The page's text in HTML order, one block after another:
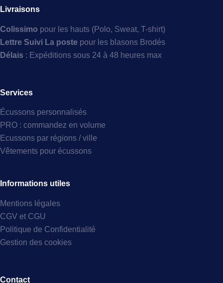
Livraisons
Colissimo pour les hauts (Polo, Sweat, T-shirt)
Lettre Suivi La poste pour les blasons Brodés
Délais : Expéditions sous 24 à 48 heures max
Services
Écussons personnalisés
PRO : commandez en volume
Ecussons par régions / ville
Vêtements pour écussons
Informations utiles
Mentions légales
CGV et CGU
Politique de Confidentialité
Gestion des cookies
Contact